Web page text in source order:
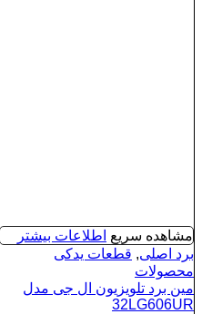
مشاهده سریع اطلاعات بیشتر
برد اصلی, قطعات یدکی
محصولات
مین برد تلویزیون ال جی مدل
32LG606UR